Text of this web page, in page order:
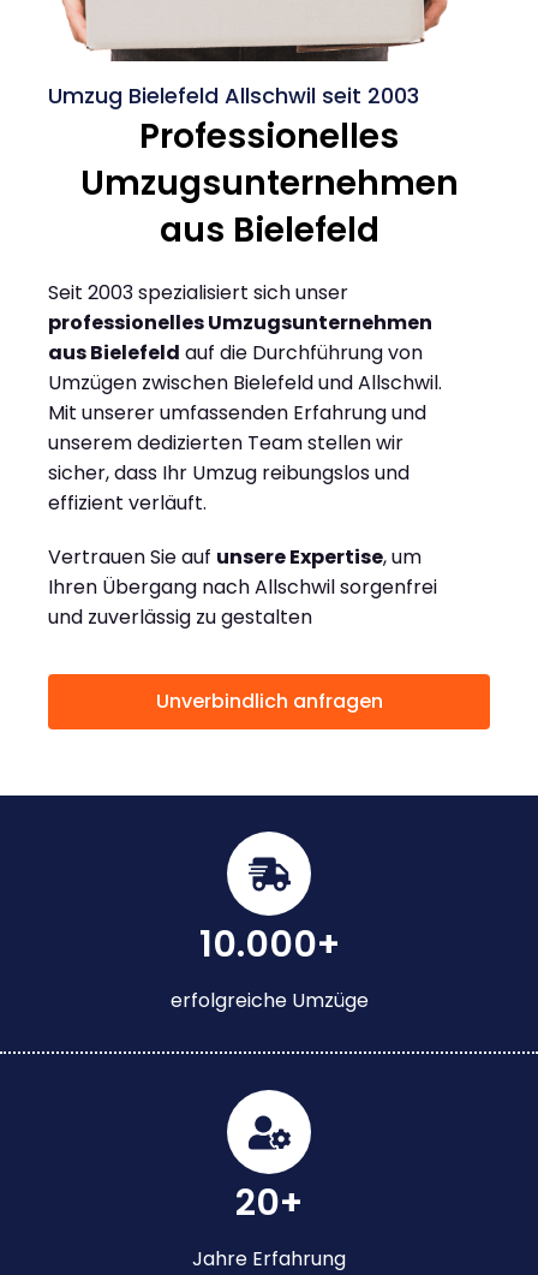
Umzug Bielefeld Allschwil seit 2003
Professionelles
Umzugsunternehmen
aus Bielefeld
Seit 2003 spezialisiert sich unser
professionelles Umzugsunternehmen
aus Bielefeld auf die Durchführung von
Umzügen zwischen Bielefeld und Allschwil.
Mit unserer umfassenden Erfahrung und
unserem dedizierten Team stellen wir
sicher, dass Ihr Umzug reibungslos und
effizient verläuft.
Vertrauen Sie auf unsere Expertise, um
Ihren Übergang nach Allschwil sorgenfrei
und zuverlässig zu gestalten
Unverbindlich anfragen
10.000+
erfolgreiche Umzüge
20+
Jahre Erfahrung